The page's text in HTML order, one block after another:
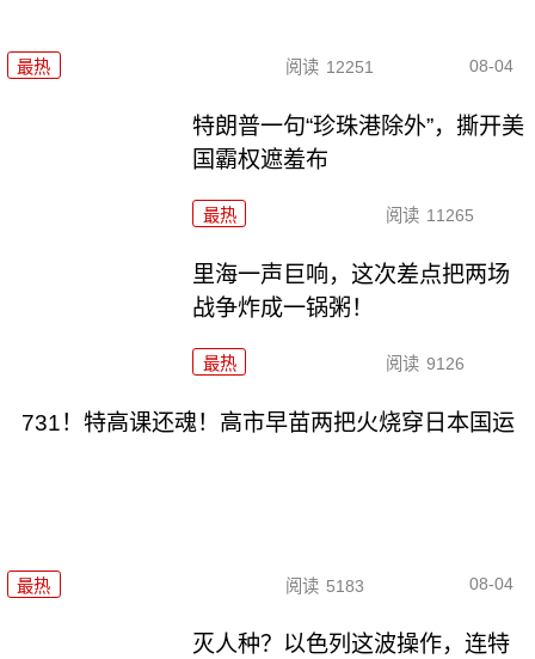
最热 阅读 12251 08-04
特朗普一句“珍珠港除外”，撕开美
国霸权遮羞布
最热 阅读 11265
里海一声巨响，这次差点把两场
战争炸成一锅粥！
最热 阅读 9126
731！特高课还魂！高市早苗两把火烧穿日本国运
最热 阅读 5183 08-04
灭人种？以色列这波操作，连特